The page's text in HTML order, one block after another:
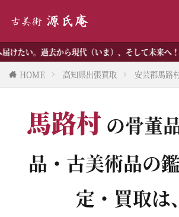
代（いま）、そして未来へ！
HOME
高知県出張買取 安芸郡馬路
馬路村 の骨董
品・古美術品の
定・買取は、